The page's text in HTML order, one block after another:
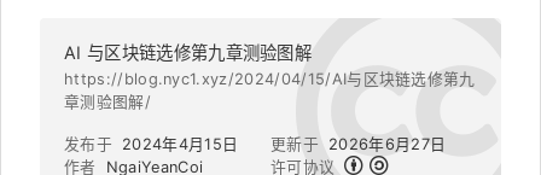
AI 与区块链选修第九章测验图解
https://blog.nyc1.xyz/2024/04/15/AI与区块链选修第九
章测验图解/
作者 NgaiYeanCoi
发布于 2024年4月15日 更新于
2026年6月27日
许可协议